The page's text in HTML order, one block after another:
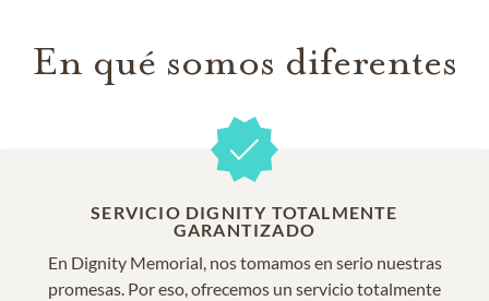
En qué somos diferentes
SERVICIO DIGNITY TOTALMENTE
GARANTIZADO
En Dignity Memorial, nos tomamos en serio nuestras
promesas. Por eso, ofrecemos un servicio totalmente